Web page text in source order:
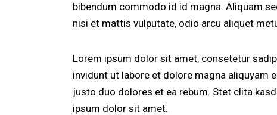
bibendum commodo id id magna. Aliquam
nisi et mattis vulputate, odio arcu aliquet
Lorem ipsum dolor sit amet, consetetur
invidunt ut labore et dolore magna aliquyam
justo duo dolores et ea rebum. Stet clita
ipsum dolor sit amet.